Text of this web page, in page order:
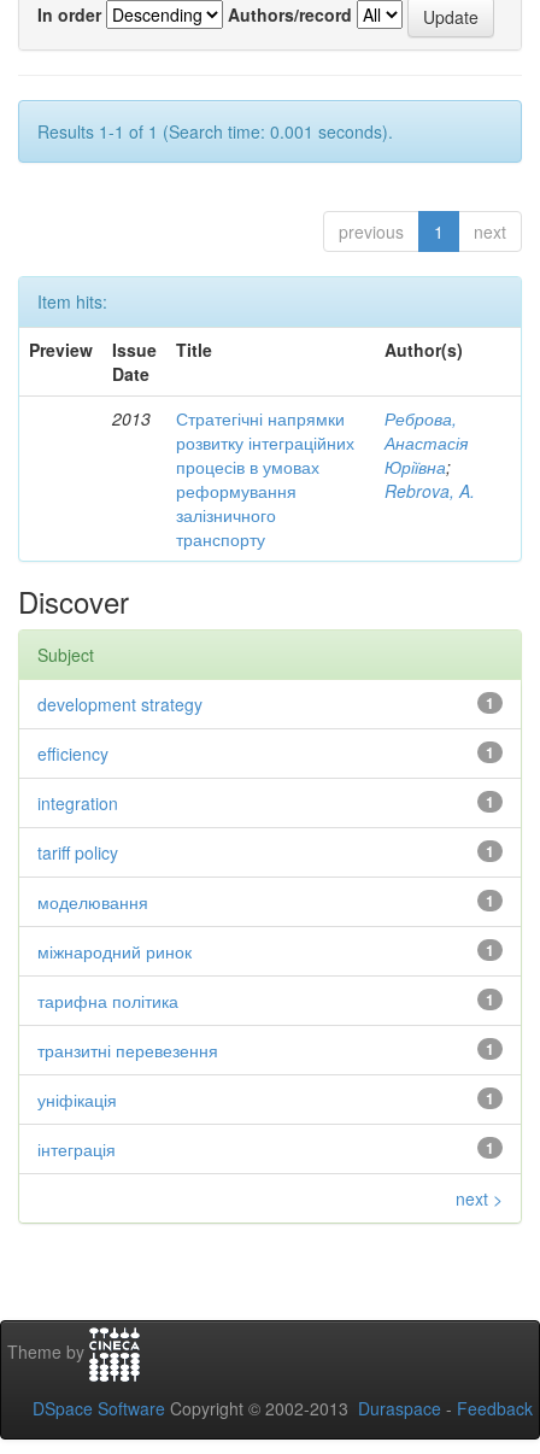
In order
Authors/record
Results 1-1 of 1 (Search time: 0.001 seconds).
previous 1 next
Item hits:
Preview
Issue
Date
Title Author(s)
2013
Стратегічні напрямки
розвитку інтеграційних
процесів в умовах
реформування
залізничного
транспорту
Реброва,
Анастасія
Юріївна;
Rebrova, A.
Discover
Subject
1
development strategy
1
efficiency
1
integration
1
tariff policy
1
моделювання
1
міжнародний ринок
1
тарифна політика
1
транзитні перевезення
1
уніфікація
1
інтеграція
next >
Theme by
DSpace Software Copyright © 2002-2013 Duraspace - Feedback